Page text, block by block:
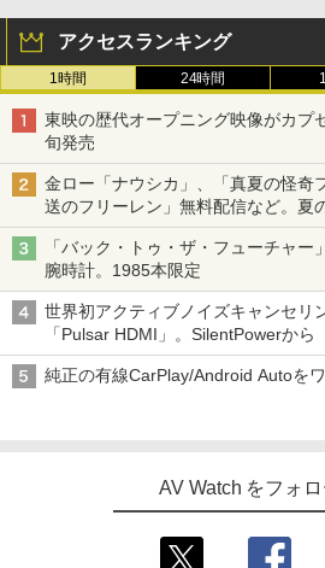
アクセスランキング
1時間 24時間
東映の歴代オープニング映像がカプ
旬発売
金ロー「ナウシカ」、「真夏の怪奇
送のフリーレン」無料配信など。夏
「バック・トゥ・ザ・フューチャ
腕時計。1985本限定
世界初アクティブノイズキャンセリ
「Pulsar HDMI」。SilentPowerから
純正の有線CarPlay/Android Autoを
AV Watch をフォ